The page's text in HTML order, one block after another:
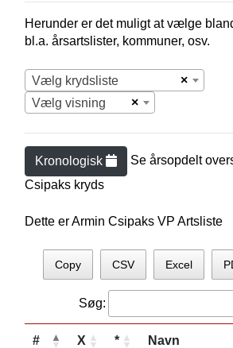
Herunder er det muligt at vælge
bl.a. årsartslister, kommuner, osv.
×
Vælg krydsliste
×
Vælg visning
Kronologisk Se årsopdelt
Csipaks kryds
Dette er Armin Csipaks VP Artsliste
Copy CSV Excel
Søg:
# X * Navn